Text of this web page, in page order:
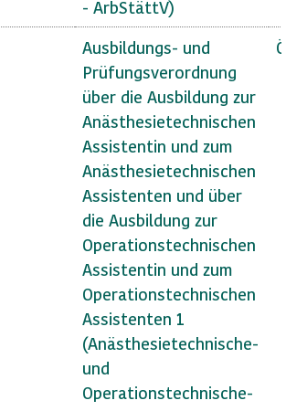
- ArbStättV)
Ausbildungs- und
Prüfungsverordnung
über die Ausbildung zur
Anästhesietechnischen
Assistentin und zum
Anästhesietechnischen
Assistenten und über
die Ausbildung zur
Operationstechnischen
Assistentin und zum
Operationstechnischen
Assistenten 1
(Anästhesietechnische-
und
Operationstechnische-